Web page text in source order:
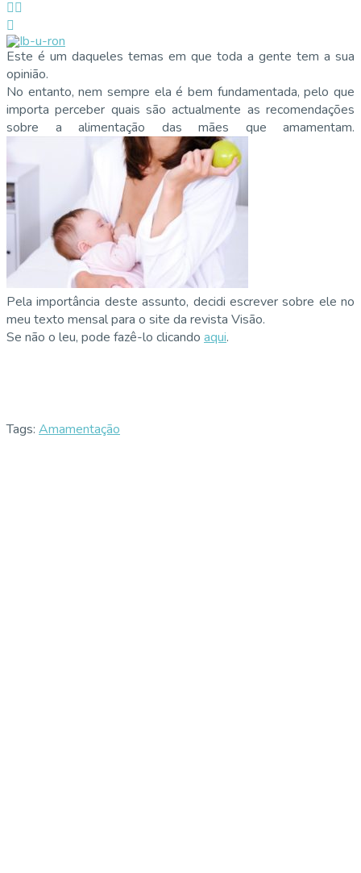
Este é um daqueles temas em que toda a gente tem a sua
opinião.
No entanto, nem sempre ela é bem fundamentada, pelo que
importa perceber quais são actualmente as recomendações
sobre a alimentação das mães que amamentam.
Pela importância deste assunto, decidi escrever sobre ele no
meu texto mensal para o site da revista Visão.
Se não o leu, pode fazê-lo clicando aqui.
Tags: Amamentação